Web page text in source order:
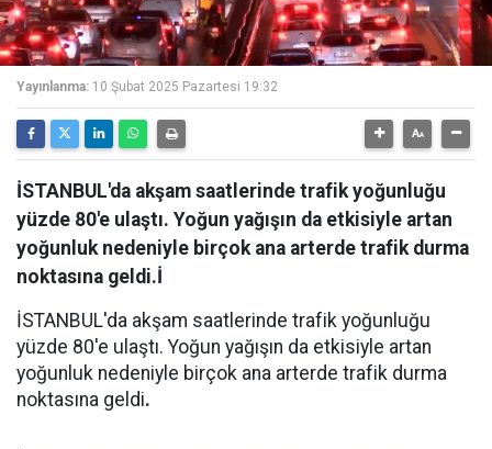
Yayınlanma: 10 Şubat 2025 Pazartesi 19:32
İSTANBUL'da akşam saatlerinde trafik yoğunluğu
yüzde 80'e ulaştı. Yoğun yağışın da etkisiyle artan
yoğunluk nedeniyle birçok ana arterde trafik durma
noktasına geldi.İ
İSTANBUL'da akşam saatlerinde trafik yoğunluğu
yüzde 80'e ulaştı. Yoğun yağışın da etkisiyle artan
yoğunluk nedeniyle birçok ana arterde trafik durma
noktasına geldi.